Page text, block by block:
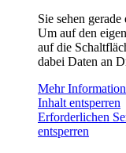
Sie sehen
Um auf den
auf die
dabei Daten an
Mehr
Inhalt entsperren
Erforderlichen
entsperren